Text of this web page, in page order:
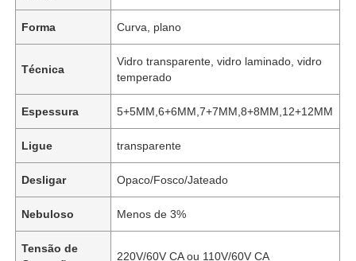
Forma Curva, plano
Técnica
Vidro transparente, vidro laminado, vidro
temperado
Espessura 5+5MM,6+6MM,7+7MM,8+8MM,12+12MM
Ligue transparente
Desligar Opaco/Fosco/Jateado
Nebuloso Menos de 3%
Tensão de
220V/60V CA ou 110V/60V CA